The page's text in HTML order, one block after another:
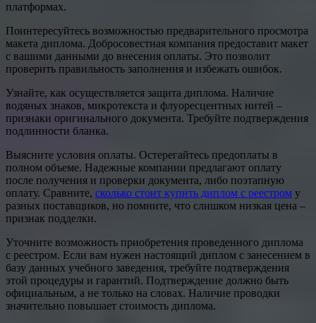
платформах.
Поинтересуйтесь возможностью предварительного просмотра
макета диплома. Добросовестная компания предоставит макет
с вашими данными до внесения оплаты. Это позволит
проверить правильность заполнения и избежать ошибок.
Узнайте, как осуществляется защита диплома. Наличие
водяных знаков, микротекста и флуоресцентных нитей –
признаки оригинального документа. Требуйте подтверждения
подлинности бланка.
Выясните условия оплаты. Остерегайтесь предоплаты в
полном объеме. Надежные компании предлагают оплату
после получения и проверки документа, либо поэтапную
оплату. Сравните, сколько стоит купить диплом с реестром у
разных поставщиков, но помните, что слишком низкая цена –
признак подделки.
Уточните возможность приобретения проведенного диплома
с реестром. Если вам нужен настоящий диплом с занесением в
базу данных учебного заведения, требуйте подтверждения
этой процедуры и гарантий. Подтверждение должно быть
официальным, а не только на словах. Наличие проводки
значительно повышает стоимость диплома.